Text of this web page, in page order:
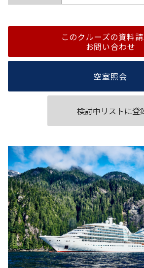
このクルーズの資料請
お問い合わせ
空室照会
検討中リストに登